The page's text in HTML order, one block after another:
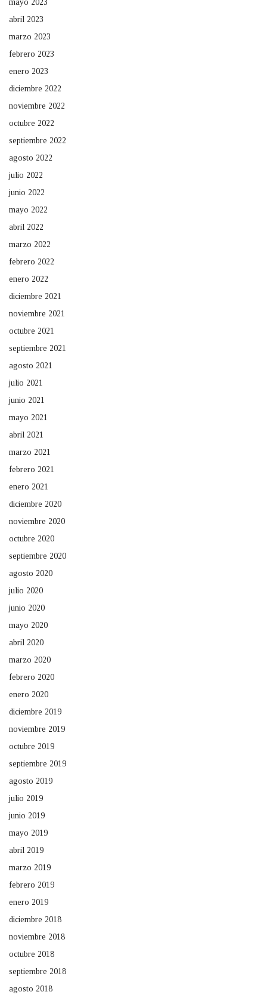
mayo 2023
abril 2023
marzo 2023
febrero 2023
enero 2023
diciembre 2022
noviembre 2022
octubre 2022
septiembre 2022
agosto 2022
julio 2022
junio 2022
mayo 2022
abril 2022
marzo 2022
febrero 2022
enero 2022
diciembre 2021
noviembre 2021
octubre 2021
septiembre 2021
agosto 2021
julio 2021
junio 2021
mayo 2021
abril 2021
marzo 2021
febrero 2021
enero 2021
diciembre 2020
noviembre 2020
octubre 2020
septiembre 2020
agosto 2020
julio 2020
junio 2020
mayo 2020
abril 2020
marzo 2020
febrero 2020
enero 2020
diciembre 2019
noviembre 2019
octubre 2019
septiembre 2019
agosto 2019
julio 2019
junio 2019
mayo 2019
abril 2019
marzo 2019
febrero 2019
enero 2019
diciembre 2018
noviembre 2018
octubre 2018
septiembre 2018
agosto 2018